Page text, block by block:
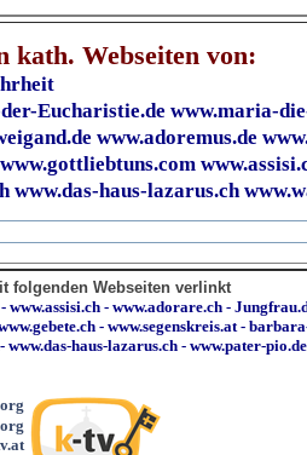
kath. Webseiten von:
Eucharistie.de www.maria-
www.adoremus.de
www.gottliebtuns.com
www.das-haus-lazarus.ch
folgenden Webseiten verlinkt
- www.assisi.ch - www.adorare.ch -
- www.segenskreis.at -
- www.das-haus-lazarus.ch - www.pater-pio.de